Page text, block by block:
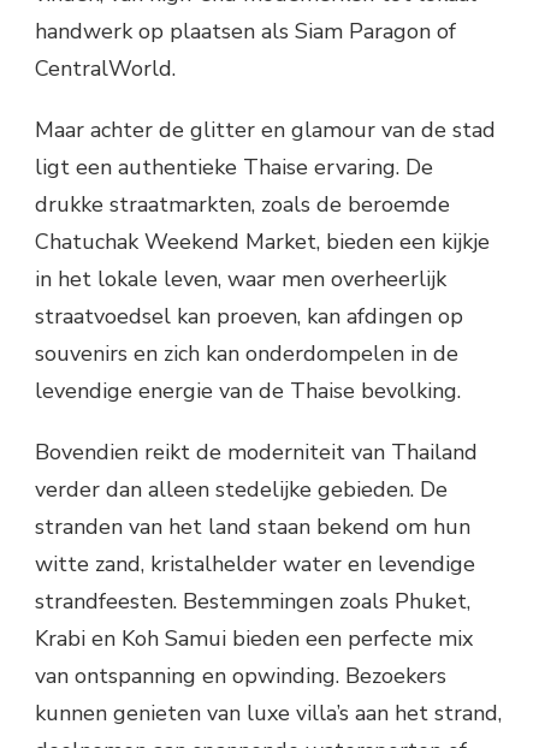
handwerk op plaatsen als Siam Paragon of
CentralWorld.
Maar achter de glitter en glamour van de stad
ligt een authentieke Thaise ervaring. De
drukke straatmarkten, zoals de beroemde
Chatuchak Weekend Market, bieden een kijkje
in het lokale leven, waar men overheerlijk
straatvoedsel kan proeven, kan afdingen op
souvenirs en zich kan onderdompelen in de
levendige energie van de Thaise bevolking.
Bovendien reikt de moderniteit van Thailand
verder dan alleen stedelijke gebieden. De
stranden van het land staan ​​bekend om hun
witte zand, kristalhelder water en levendige
strandfeesten. Bestemmingen zoals Phuket,
Krabi en Koh Samui bieden een perfecte mix
van ontspanning en opwinding. Bezoekers
kunnen genieten van luxe villa’s aan het strand,